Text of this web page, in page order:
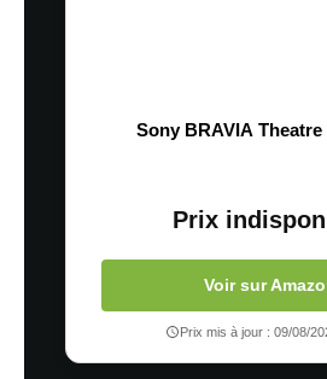
Sony BRAVIA Theatre
Prix
Voir sur
Prix mis à jour : 09/08/